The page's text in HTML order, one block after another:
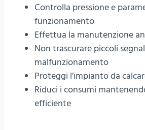
Controlla pressione e
funzionamento
Effettua la manutenzione
Non trascurare piccoli
malfunzionamento
Proteggi l’impianto da
Riduci i consumi
efficiente